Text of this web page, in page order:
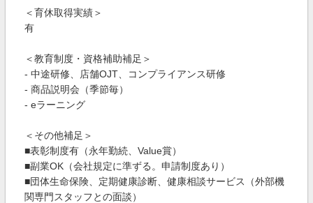
＜育休取得実績＞
有
＜教育制度・資格補助補足＞
- 中途研修、店舗OJT、コンプライアンス研修
- 商品説明会（季節毎）
- eラーニング
＜その他補足＞
■表彰制度有（永年勤続、Value賞）
■副業OK（会社規定に準ずる。申請制度あり）
■団体生命保険、定期健康診断、健康相談サービス（外部機
関専門スタッフとの面談）